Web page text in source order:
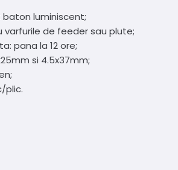
baton luminiscent;
varfurile de feeder sau plute;
pana la 12 ore;
si 4.5x37mm;
plic.